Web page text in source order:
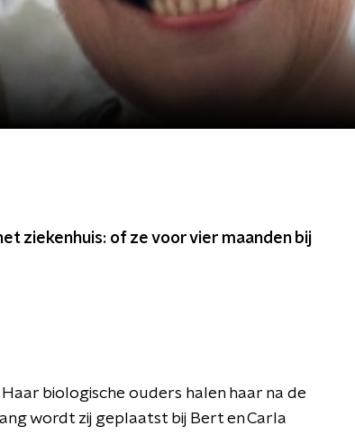
ziekenhuis: of ze voor vier maanden bij
biologische ouders halen haar na de
wordt zij geplaatst bij Bert en Carla